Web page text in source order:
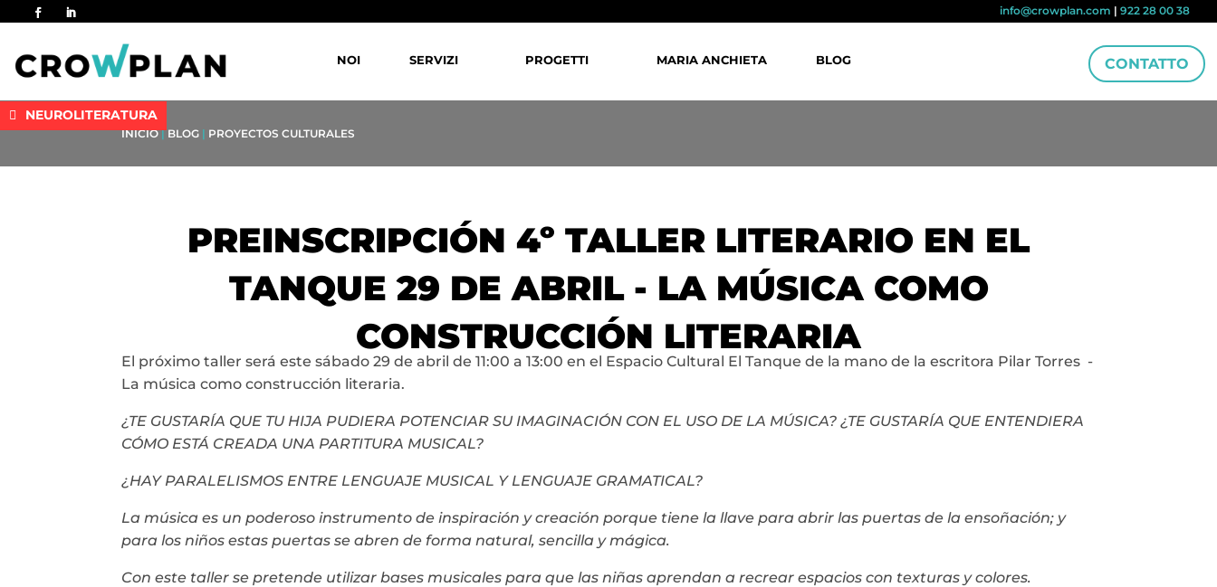
info@crowplan.com | 922 28 00 38
NOI SERVIZI PROGETTI MARIA ANCHIETA BLOG CONTATTO
NEUROLITERATURA
INICIO |BLOG | PROYECTOS CULTURALES
PREINSCRIPCIÓN 4º TALLER LITERARIO EN EL
TANQUE 29 DE ABRIL - LA MÚSICA COMO
CONSTRUCCIÓN LITERARIA
El próximo taller será este sábado 29 de abril de 11:00 a 13:00 en el Espacio Cultural El Tanque de la mano de la escritora Pilar Torres -
La música como construcción literaria.
¿TE GUSTARÍA QUE TU HIJA PUDIERA POTENCIAR SU IMAGINACIÓN CON EL USO DE LA MÚSICA? ¿TE GUSTARÍA QUE ENTENDIERA
CÓMO ESTÁ CREADA UNA PARTITURA MUSICAL?
¿HAY PARALELISMOS ENTRE LENGUAJE MUSICAL Y LENGUAJE GRAMATICAL?
La música es un poderoso instrumento de inspiración y creación porque tiene la llave para abrir las puertas de la ensoñación; y
para los niños estas puertas se abren de forma natural, sencilla y mágica.
Con este taller se pretende utilizar bases musicales para que las niñas aprendan a recrear espacios con texturas y colores.